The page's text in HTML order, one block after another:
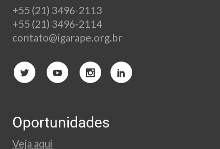
+55 (21) 3496-2113
+55 (21) 3496-2114
contato@igarape.org.br
Oportunidades
Veja aqui